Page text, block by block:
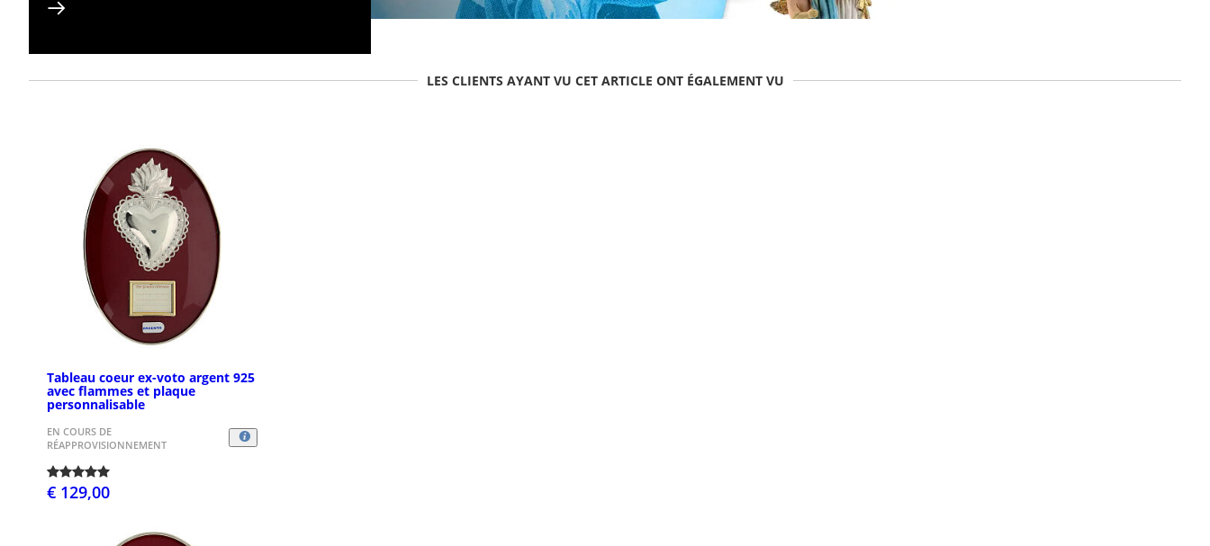
LES CLIENTS AYANT VU CET ARTICLE ONT ÉGALEMENT VU
Tableau coeur ex-voto argent 925
avec flammes et plaque
personnalisable
EN COURS DE
RÉAPPROVISIONNEMENT
€ 129,00